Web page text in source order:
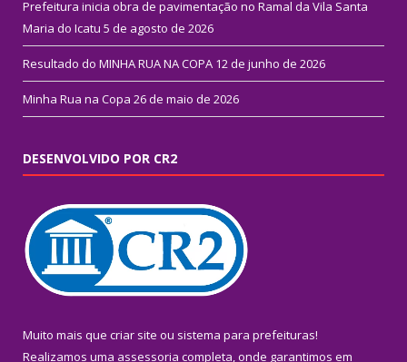
Prefeitura inicia obra de pavimentação no Ramal da Vila Santa
Maria do Icatu 5 de agosto de 2026
Resultado do MINHA RUA NA COPA 12 de junho de 2026
Minha Rua na Copa 26 de maio de 2026
DESENVOLVIDO POR CR2
Muito mais que criar site ou sistema para prefeituras!
Realizamos uma assessoria completa, onde garantimos em